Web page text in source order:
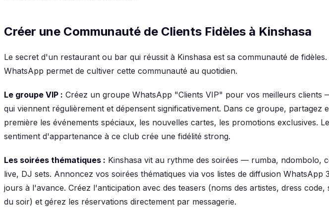
Créer une Communauté de Clients Fidèles à Kinshasa
Le secret d'un restaurant ou bar qui réussit à Kinshasa est sa communauté de fidèles.
WhatsApp permet de cultiver cette communauté au quotidien.
Le groupe VIP : Créez un groupe WhatsApp "Clients VIP" pour vos meilleurs clients
qui viennent régulièrement et dépensent significativement. Dans ce groupe, partagez
première les événements spéciaux, les nouvelles cartes, les promotions exclusives. Le
sentiment d'appartenance à ce club crée une fidélité strong.
Les soirées thématiques : Kinshasa vit au rythme des soirées — rumba, ndombolo,
live, DJ sets. Annoncez vos soirées thématiques via vos listes de diffusion WhatsApp
jours à l'avance. Créez l'anticipation avec des teasers (noms des artistes, dress code,
du soir) et gérez les réservations directement par messagerie.